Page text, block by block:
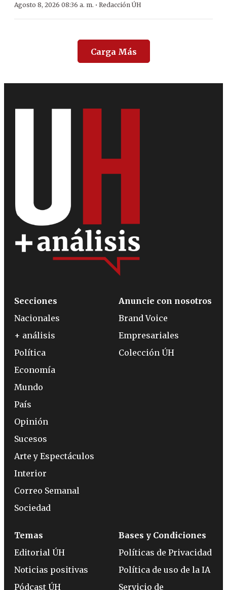
Agosto 8, 2026 08:36 a. m. · Redacción ÚH
Carga Más
Secciones
Nacionales
+ análisis
Política
Economía
Mundo
País
Opinión
Sucesos
Arte y Espectáculos
Interior
Correo Semanal
Sociedad
Anuncie con nosotros
Brand Voice
Empresariales
Colección ÚH
Temas
Editorial ÚH
Noticias positivas
Pódcast ÚH
Bases y Condiciones
Políticas de Privacidad
Política de uso de la IA
Servicio de